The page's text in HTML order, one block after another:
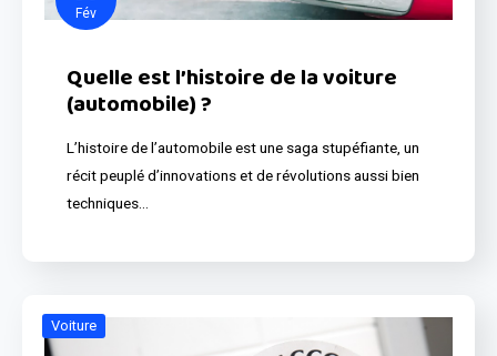
Fév
Quelle est l’histoire de la voiture
(automobile) ?
L’histoire de l’automobile est une saga stupéfiante, un
récit peuplé d’innovations et de révolutions aussi bien
techniques…
Voiture